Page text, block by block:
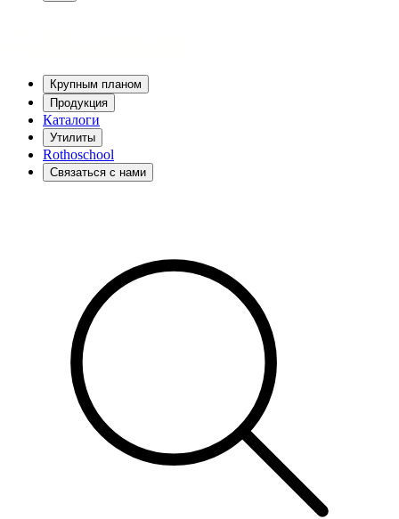
Крупным планом
Продукция
Каталоги
Утилиты
Rothoschool
Связаться с нами